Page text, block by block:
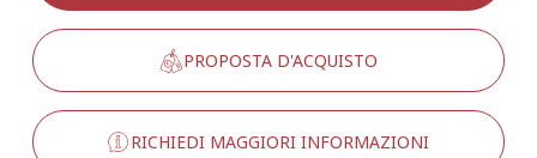
PROPOSTA D'ACQUISTO
RICHIEDI MAGGIORI INFORMAZIONI